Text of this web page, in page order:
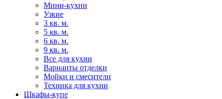
Мини-кухни
Узкие
3 кв. м.
5 кв. м.
6 кв. м.
9 кв. м.
Все для кухни
Варианты отделки
Мойки и смесители
Техника для кухни
Шкафы-купе